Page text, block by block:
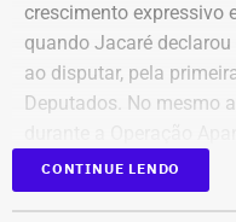
movimento ocupa um
subutilizado, mais do
fundamental, ele
para centenas de
crescimento expressivo
quando Jacaré
ao disputar, pela
Deputados. No mesmo
Ministério Público do
investigou um esquema
CONTINUE LENDO